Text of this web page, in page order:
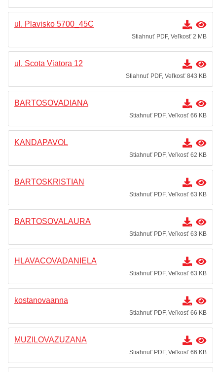
ul. Plavisko 5700_45C
Stiahnuť PDF, Veľkosť 2 MB
ul. Scota Viatora 12
Stiahnuť PDF, Veľkosť 843 KB
BARTOSOVADIANA
Stiahnuť PDF, Veľkosť 66 KB
KANDAPAVOL
Stiahnuť PDF, Veľkosť 62 KB
BARTOSKRISTIAN
Stiahnuť PDF, Veľkosť 63 KB
BARTOSOVALAURA
Stiahnuť PDF, Veľkosť 63 KB
HLAVACOVADANIELA
Stiahnuť PDF, Veľkosť 63 KB
kostanovaanna
Stiahnuť PDF, Veľkosť 66 KB
MUZILOVAZUZANA
Stiahnuť PDF, Veľkosť 66 KB